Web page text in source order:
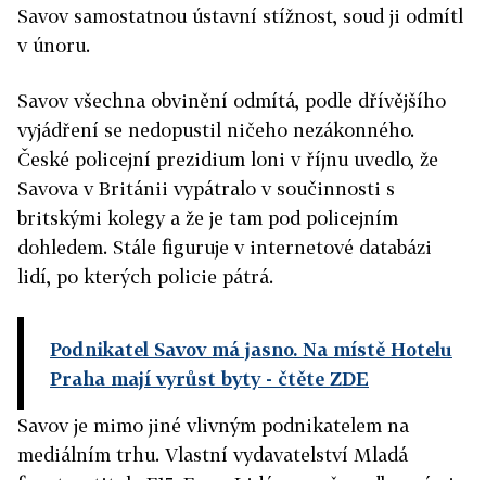
Savov samostatnou ústavní stížnost, soud ji odmítl
v únoru.
Savov všechna obvinění odmítá, podle dřívějšího
vyjádření se nedopustil ničeho nezákonného.
České policejní prezidium loni v říjnu uvedlo, že
Savova v Británii vypátralo v součinnosti s
britskými kolegy a že je tam pod policejním
dohledem. Stále figuruje v internetové databázi
lidí, po kterých policie pátrá.
Podnikatel Savov má jasno. Na místě Hotelu
Praha mají vyrůst byty- čtěte ZDE
Savov je mimo jiné vlivným podnikatelem na
mediálním trhu. Vlastní vydavatelství Mladá